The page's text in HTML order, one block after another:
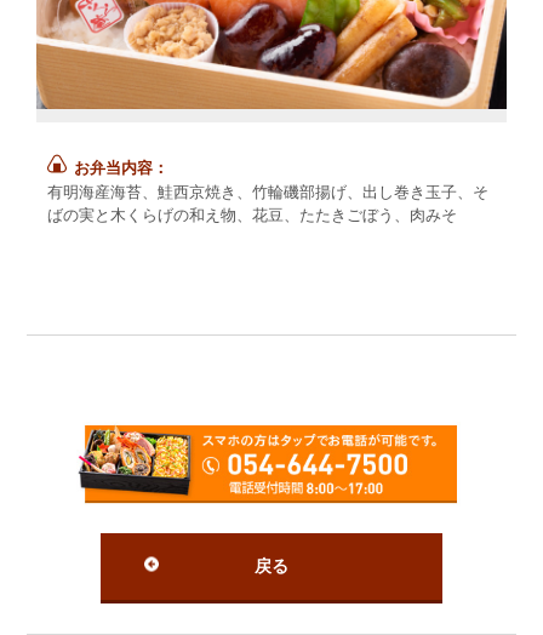
お弁当内容：
有明海産海苔、鮭西京焼き、竹輪磯部揚げ、出し巻き玉子、そ
ばの実と木くらげの和え物、花豆、たたきごぼう、肉みそ
戻る